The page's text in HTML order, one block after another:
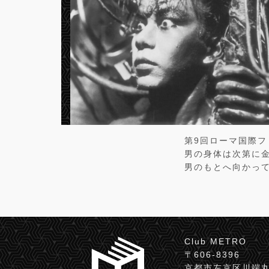
第9回ローマ国際
男の身体は次第に
男のもとへ向かっ
Club METRO
〒606-8396